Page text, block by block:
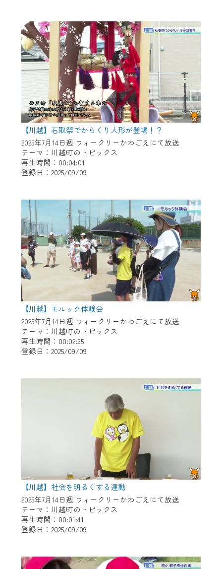
【川越】石取祭でからくり人形が登場！？
2025年7月14日週 ウィークリーかわごえにて放送
テーマ：川越町のトピックス
再生時間：00:04:01
登録日：2025/09/09
【川越】モルック体験会
2025年7月14日週 ウィークリーかわごえにて放送
テーマ：川越町のトピックス
再生時間：00:02:35
登録日：2025/09/09
【川越】社会を明るくする運動
2025年7月14日週 ウィークリーかわごえにて放送
テーマ：川越町のトピックス
再生時間：00:01:41
登録日：2025/09/09
作業の間は、CCNetWebTVの画面が「メン
テナンス中」になり、ご利用いただけませ
ん。
ご不便をおかけいたしますが、ご了承の程
よろしくお願いいたします。